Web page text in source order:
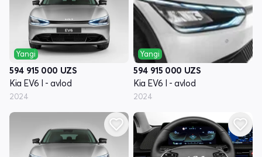
Yangi
594 915 000 UZS
Kia EV6 I - avlod
2024
Yangi
594 915 000 UZS
Kia EV6 I - avlod
2024